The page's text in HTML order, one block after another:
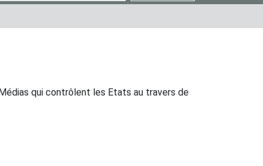
qui contrôlent les Etats au travers de